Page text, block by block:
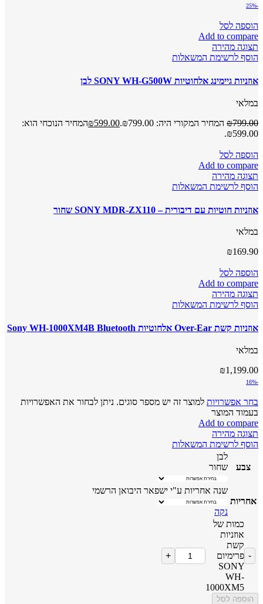
-25%
הוספה לסל
Add to compare
תצוגה מהירה
הוסף לרשימת המשאלות
אוזניות גיימינג אלחוטיות SONY WH-G500W לבן
במלאי
₪799.00 המחיר המקורי היה: ₪799.00. ₪599.00
המחיר הנוכחי הוא:
₪599.00.
הוספה לסל
Add to compare
תצוגה מהירה
הוסף לרשימת המשאלות
אוזניות חוטיות עם דיבורית – SONY MDR-ZX110 שחור
במלאי
₪169.90
הוספה לסל
Add to compare
תצוגה מהירה
הוסף לרשימת המשאלות
אוזניות קשת Over-Ear אלחוטיות Sony WH-1000XM4B Bluetooth
במלאי
₪1,199.00
-16%
בחר אפשרויות למוצר זה יש מספר סוגים. ניתן לבחור את האפשרויות
בעמוד המוצר
Add to compare
תצוגה מהירה
הוסף לרשימת המשאלות
צבע
לבן
שחור
אחריות
שנה אחריות ע"י ישפאר היבואן הרשמי
נקה
כמות של
אוזניות
קשת
פרימיום
SONY
WH-
1000XM5
הוספה לסל